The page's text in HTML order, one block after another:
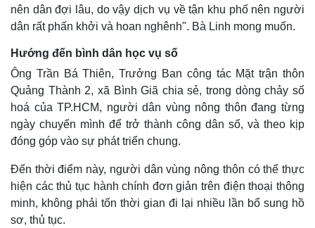
nên dân đợi lâu, do vậy dịch vụ về tận khu phố nên người
dân rất phấn khởi và hoan nghênh". Bà Linh mong muốn.
Hướng đến bình dân học vụ số
Ông Trần Bá Thiên, Trưởng Ban công tác Mặt trận thôn
Quảng Thành 2, xã Bình Giã chia sẻ, trong dòng chảy số
hoá của TP.HCM, người dân vùng nông thôn đang từng
ngày chuyển mình để trở thành công dân số, và theo kịp
đóng góp vào sự phát triển chung.
Đến thời điểm này, người dân vùng nông thôn có thể thực
hiện các thủ tục hành chính đơn giản trên điện thoại thông
minh, không phải tốn thời gian đi lại nhiều lần bổ sung hồ
sơ, thủ tục.